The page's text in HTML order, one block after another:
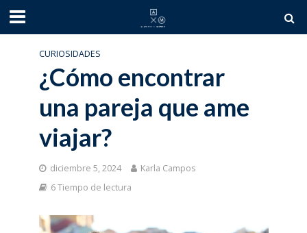
CURIOSIDADES
¿Cómo encontrar
una pareja que ame
viajar?
diciembre 5, 2024
Karla Campos
6 Tiempo de lectura